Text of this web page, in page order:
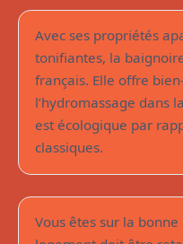
Avec ses propriétés
tonifiantes, la
français. Elle offre
l’hydromassage dans
est écologique par
classiques.
Rénovation de
abordable ?
Vous êtes sur la